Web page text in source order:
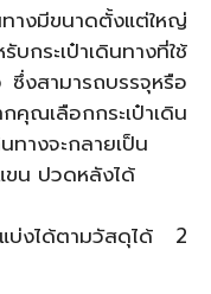
างมีขนาดตั้งแต่ใหญ่
กระเป๋าเดินทางที่ใช้
งสามารถบรรจุหรือ
คุณเลือกกระเป๋าเดิน
ทางจะกลายเป็น
ขน ปวดหลังได้
บ่งได้ตามวัสดุได้ 2